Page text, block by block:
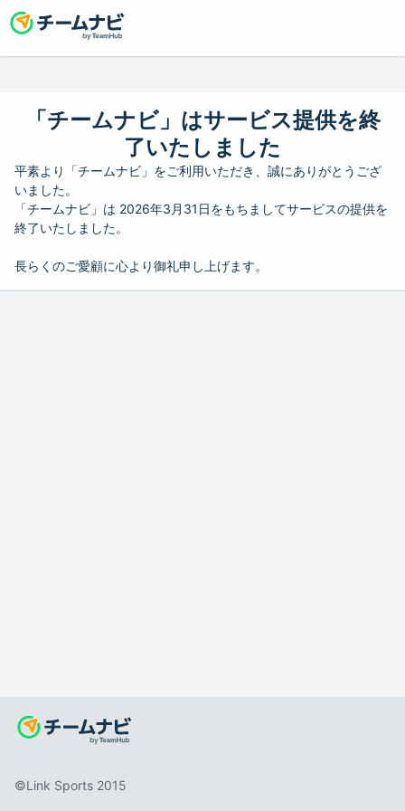
「チームナビ」はサービス提供を終
了いたしました
平素より「チームナビ」をご利用いただき、誠にありがとうござ
いました。
「チームナビ」は 2026年3月31日をもちましてサービスの提供を
終了いたしました。
長らくのご愛顧に心より御礼申し上げます。
©️Link Sports 2015